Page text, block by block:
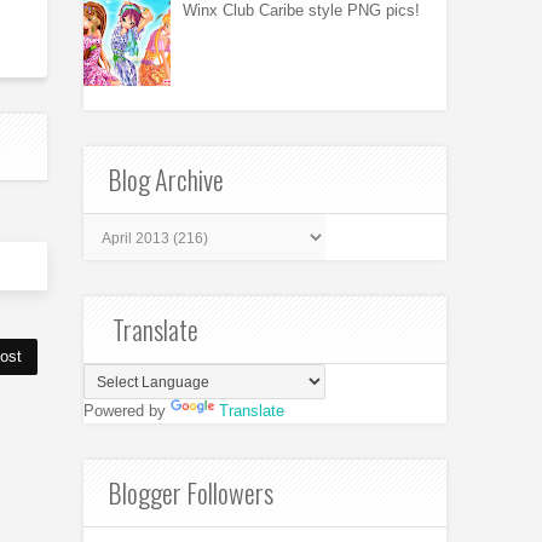
Winx Club Caribe style PNG pics!
Blog Archive
Translate
Powered by Translate
Blogger Followers